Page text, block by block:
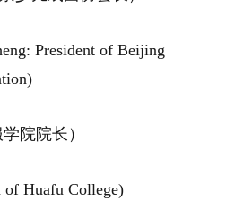
President of Beijing
院院长）
of Huafu College)